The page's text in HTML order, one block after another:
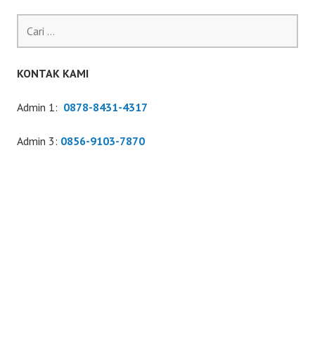
untuk:
KONTAK KAMI
Admin 1: 0878-8431-4317
Admin 3: 0856-9103-7870